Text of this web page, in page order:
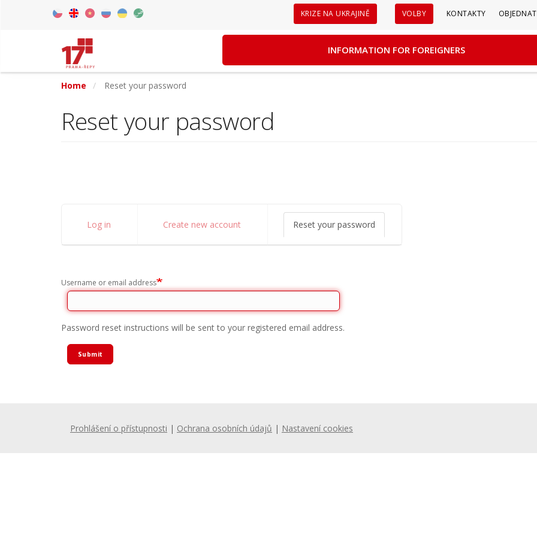
Sekundární
menu
KRIZE NA UKRAJINĚ VOLBY KONTAKTY
INFORMATION FOR FOREIGNERS
Home Reset your password
Reset your password
Primary
tabs
Log in Create new account Reset your password
Username or email address
Password reset instructions will be sent to your registered email address.
Submit
Prohlášení o přístupnosti | Ochrana osobních údajů | Nastavení cookies